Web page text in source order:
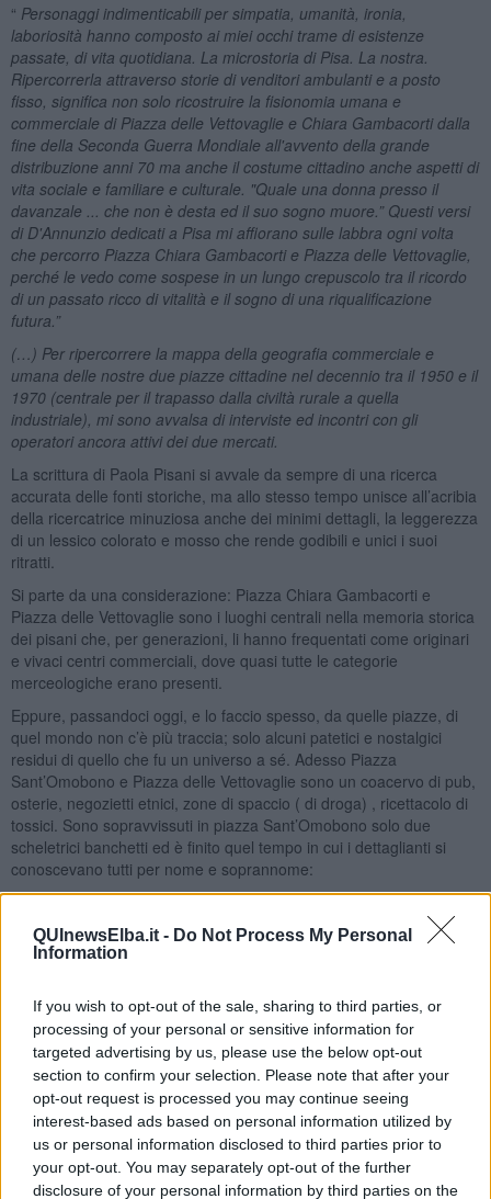
QUInewsElba.it - Do Not Process My Personal
Information
If you wish to opt-out of the sale, sharing to third parties, or
processing of your personal or sensitive information for
targeted advertising by us, please use the below opt-out
section to confirm your selection. Please note that after your
opt-out request is processed you may continue seeing
interest-based ads based on personal information utilized by
us or personal information disclosed to third parties prior to
your opt-out. You may separately opt-out of the further
disclosure of your personal information by third parties on the
“ Personaggi indimenticabili per simpatia, umanità, ironia,
laboriosità hanno composto ai miei occhi trame di esistenze
passate, di vita quotidiana. La microstoria di Pisa. La nostra.
Ripercorrerla attraverso storie di venditori ambulanti e a posto
fisso, significa non solo ricostruire la fisionomia umana e
commerciale di Piazza delle Vettovaglie e Chiara Gambacorti dalla
fine della Seconda Guerra Mondiale all'avvento della grande
distribuzione anni 70 ma anche il costume cittadino anche aspetti di
vita sociale e familiare e culturale. "Quale una donna presso il
davanzale ... che non è desta ed il suo sogno muore.” Questi versi
di D'Annunzio dedicati a Pisa mi affiorano sulle labbra ogni volta
che percorro Piazza Chiara Gambacorti e Piazza delle Vettovaglie,
perché le vedo come sospese in un lungo crepuscolo tra il ricordo
di un passato ricco di vitalità e il sogno di una riqualificazione
futura.”
(…) Per ripercorrere la mappa della geografia commerciale e
umana delle nostre due piazze cittadine nel decennio tra il 1950 e il
1970 (centrale per il trapasso dalla civiltà rurale a quella
industriale), mi sono avvalsa di interviste ed incontri con gli
operatori ancora attivi dei due mercati.
La scrittura di Paola Pisani si avvale da sempre di una ricerca
accurata delle fonti storiche, ma allo stesso tempo unisce all’acribia
della ricercatrice minuziosa anche dei minimi dettagli, la leggerezza
di un lessico colorato e mosso che rende godibili e unici i suoi
ritratti.
Si parte da una considerazione: Piazza Chiara Gambacorti e
Piazza delle Vettovaglie sono i luoghi centrali nella memoria storica
dei pisani che, per generazioni, li hanno frequentati come originari
e vivaci centri commerciali, dove quasi tutte le categorie
merceologiche erano presenti.
Eppure, passandoci oggi, e lo faccio spesso, da quelle piazze, di
quel mondo non c’è più traccia; solo alcuni patetici e nostalgici
residui di quello che fu un universo a sé. Adesso Piazza
Sant’Omobono e Piazza delle Vettovaglie sono un coacervo di pub,
osterie, negozietti etnici, zone di spaccio ( di droga) , ricettacolo di
tossici. Sono sopravvissuti in piazza Sant’Omobono solo due
scheletrici banchetti ed è finito quel tempo in cui i dettaglianti si
conoscevano tutti per nome e soprannome:
I nomignoli diffusi derivavano da caratteri fisionomici e
comportamentali, alcuni dei quali di immediata evidenza o di
notoria motivazione fra gli stessi clienti, come “Boccalino”,
connotazione civica e vocazione mercantile si sono intrecciate,
arricchendosi vicendevolmente, così come è avvenuto per l’osmosi
sinergica tra commercio ambulante e a posto fisso. La morte di una
componente ha comportato anche la morte delle altre. Lo
dimostrano le vicende di entrambe le piazze, accomunate da
identico declino, sebbene più repentino sia stato quello di Piazza
Chiara.
I personaggi, appunto … Sarebbe un’impresa ardua raccontare